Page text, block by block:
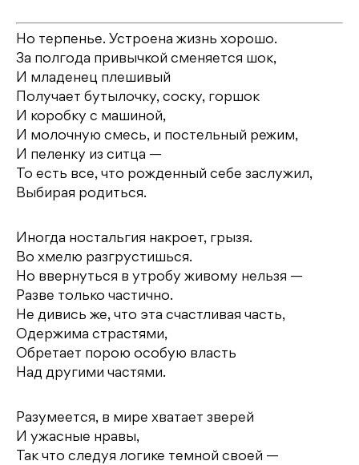
Но терпенье. Устроена жизнь хорошо.
За полгода привычкой сменяется шок,
И младенец плешивый
Получает бутылочку, соску, горшок
И коробку с машиной,
И молочную смесь, и постельный режим,
И пеленку из ситца —
То есть все, что рожденный себе заслужил,
Выбирая родиться.
Иногда ностальгия накроет, грызя.
Во хмелю разгрустишься.
Но ввернуться в утробу живому нельзя —
Разве только частично.
Не дивись же, что эта счастливая часть,
Одержима страстями,
Обретает порою особую власть
Над другими частями.
Разумеется, в мире хватает зверей
И ужасные нравы,
Так что следуя логике темной своей —